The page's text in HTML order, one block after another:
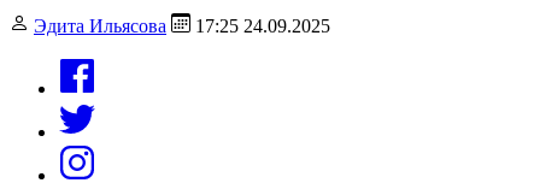
Эдита Ильясова 17:25 24.09.2025